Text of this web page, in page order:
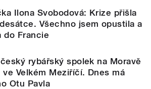
Ilona Svobodová: Krize přišla
Všechno jsem opustila a
do Francie
rybářský spolek na Moravě
ve Velkém Meziříčí. Dnes má
Otu Pavla